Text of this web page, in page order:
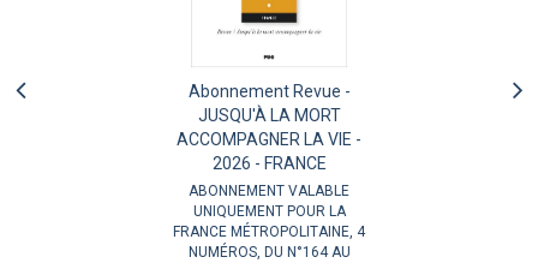
Abonnement Revue -
JUSQU'À LA MORT
ACCOMPAGNER LA VIE -
2026 - FRANCE
ABONNEMENT VALABLE
UNIQUEMENT POUR LA
FRANCE MÉTROPOLITAINE, 4
NUMÉROS, DU N°164 AU